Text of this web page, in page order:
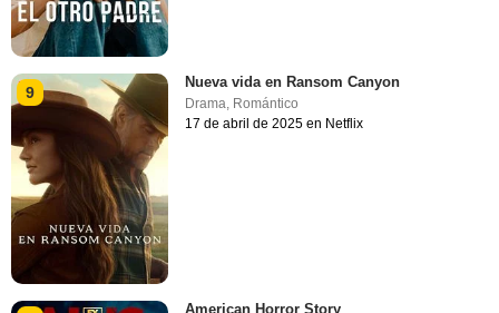
9
Nueva vida en Ransom Canyon
Drama, Romántico
17 de abril de 2025 en Netflix
American Horror Story